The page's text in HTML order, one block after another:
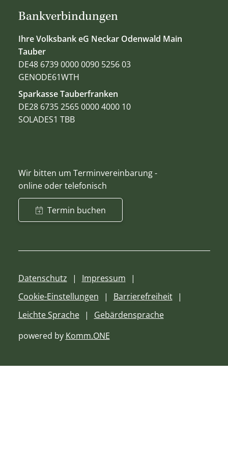
Bankverbindungen
Ihre Volksbank eG Neckar Odenwald Main
Tauber
DE48 6739 0000 0090 5256 03
GENODE61WTH
Sparkasse Tauberfranken
DE28 6735 2565 0000 4000 10
SOLADES1 TBB
Wir bitten um Terminvereinbarung -
online oder telefonisch
Termin buchen
Datenschutz
Impressum
Cookie-Einstellungen
Barrierefreiheit
Leichte Sprache
Gebärdensprache
powered by Komm.ONE